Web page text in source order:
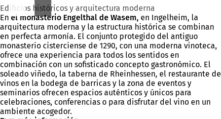
Edificios históricos y arquitectura moderna
En el monasterio Engelthal de Wasem, en Ingelheim, la
arquitectura moderna y la estructura histórica se combinan
en perfecta armonía. El conjunto protegido del antiguo
monasterio cisterciense de 1290, con una moderna vinoteca,
ofrece una experiencia para todos los sentidos en
combinación con un sofisticado concepto gastronómico. El
soleado viñedo, la taberna de Rheinhessen, el restaurante de
vinos en la bodega de barricas y la zona de eventos y
seminarios ofrecen espacios auténticos y únicos para
celebraciones, conferencias o para disfrutar del vino en un
ambiente acogedor.